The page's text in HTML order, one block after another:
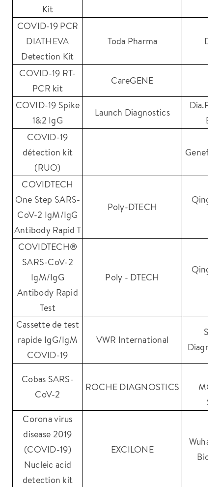
Kit
COVID-19 PCR
DIATHEVA
Detection Kit
Toda Pharma
COVID-19 RT-
PCR kit
CareGENE
COVID-19 Spike
1&2 IgG
Launch Diagnostics
COVID-19
détection kit
(RUO)
COVIDTECH
One Step SARS-
CoV-2 IgM/IgG
Antibody Rapid T
Poly-DTECH
COVIDTECH®
SARS-CoV-2
IgM/IgG
Antibody Rapid
Test
Poly - DTECH
Cassette de test
rapide IgG/IgM
COVID-19
VWR International
Cobas SARS-
CoV-2
ROCHE DIAGNOSTICS
Corona virus
disease 2019
(COVID-19)
Nucleic acid
detection kit
EXCILONE
Wuhan